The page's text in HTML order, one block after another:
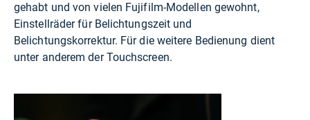
gehabt und von vielen Fujifilm-Modellen gewohnt,
Einstellräder für Belichtungszeit und
Belichtungskorrektur. Für die weitere Bedienung dient
unter anderem der Touchscreen.